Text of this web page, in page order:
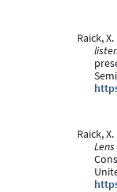
Raick,
Raick,